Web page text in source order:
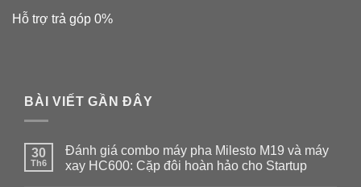
Hỗ trợ trả góp 0%
BÀI VIẾT GẦN ĐÂY
30
Th6
Đánh giá combo máy pha Milesto M19 và máy
xay HC600: Cặp đôi hoàn hảo cho Startup